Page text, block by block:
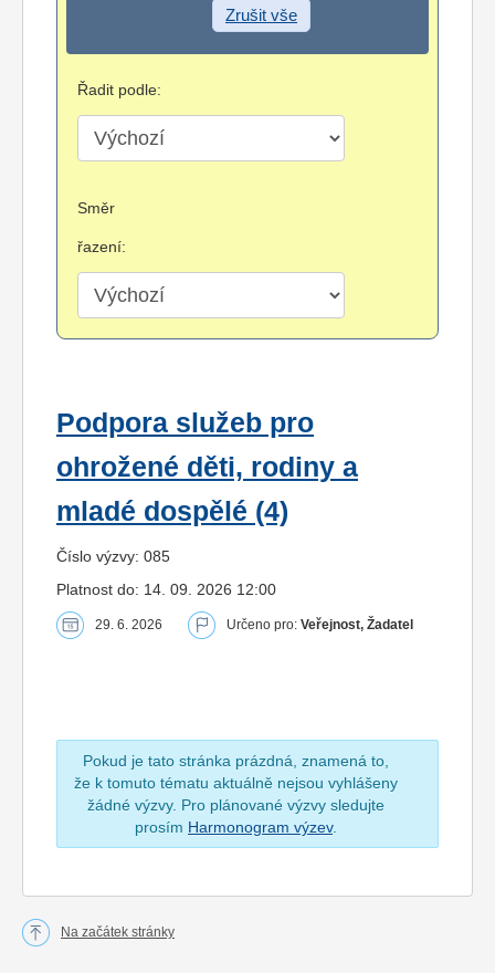
Zrušit vše
Řadit podle:
Směr
řazení:
Podpora služeb pro
ohrožené děti, rodiny a
mladé dospělé (4)
Číslo výzvy: 085
Platnost do: 14. 09. 2026 12:00
29. 6. 2026 Určeno pro: Veřejnost, Žadatel
Pokud je tato stránka prázdná, znamená to,
že k tomuto tématu aktuálně nejsou vyhlášeny
žádné výzvy. Pro plánované výzvy sledujte
prosím Harmonogram výzev.
Na začátek stránky